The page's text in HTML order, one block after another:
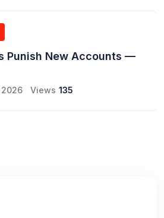
Punish New Accounts —
Views 135